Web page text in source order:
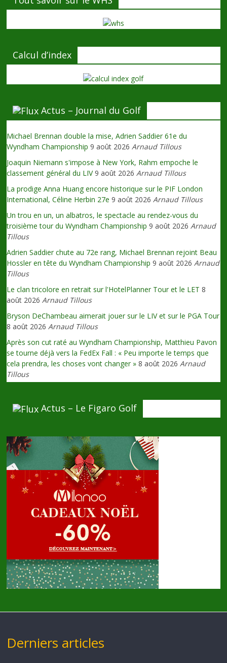
Calcul d’index
Actus – Journal du Golf
Michael Brennan double la mise, Adrien Saddier 61e du
Wyndham Championship 9 août 2026 Arnaud Tillous
Joaquin Niemann s'impose à New York, Rahm empoche le
classement général du LIV 9 août 2026 Arnaud Tillous
La prodige Anna Huang encore historique sur le PIF London
International, Céline Herbin 27e 9 août 2026 Arnaud Tillous
Un trou en un, un albatros, le spectacle au rendez-vous du
troisième tour du Wyndham Championship 9 août 2026 Arnaud
Tillous
Adrien Saddier chute au 72e rang, Michael Brennan rejoint Beau
Hossler en tête du Wyndham Championship 9 août 2026 Arnaud
Tillous
Le clan tricolore en retrait sur l'HotelPlanner Tour et le LET 8
août 2026 Arnaud Tillous
Bryson DeChambeau aimerait jouer sur le LIV et sur le PGA Tour
8 août 2026 Arnaud Tillous
Après son cut raté au Wyndham Championship, Matthieu Pavon
se tourne déjà vers la FedEx Fall : « Peu importe le temps que
cela prendra, les choses vont changer » 8 août 2026 Arnaud
Tillous
Actus – Le Figaro Golf
Derniers articles